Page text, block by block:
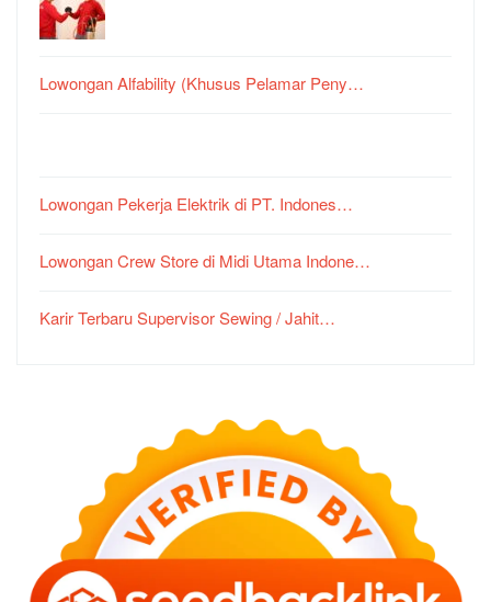
Lowongan Alfability (Khusus Pelamar Peny…
Lowongan Pekerja Elektrik di PT. Indones…
Lowongan Crew Store di Midi Utama Indone…
Karir Terbaru Supervisor Sewing / Jahit…